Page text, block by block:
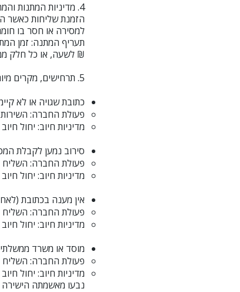
4. מדיניות המתנות והמתנה בשטח
הזמנת שליחות כאשר
למסירה או חסר בו
₪ לשעה, או כל חלק ממנה (לדוגמה:
5. תרחישים, מקרים מיוחדים ותגובות (מדיניות חיוב בביצוע)
כתובת שגויה או לא
פעולת החברה:
מדיניות חיוב: יחול
סירוב נמען לקבלת
פעולת החברה: השליח
מדיניות חיוב: יחול
אין מענה בכתובת (לאחר 3 ניסיונות
פעולת החברה: השליח
מדיניות חיוב: יחול
מוסד או משרד
פעולת החברה: השליח
מדיניות חיוב: יחול
נבעו מאשמתה